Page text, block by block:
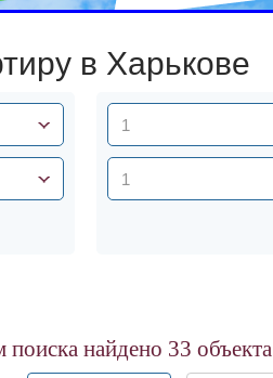
в Харькове
поиска найдено 33 объекта